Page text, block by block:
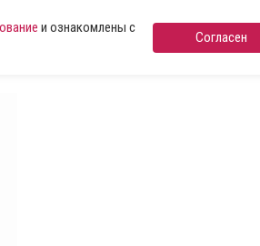
и ознакомлены с
Согласен